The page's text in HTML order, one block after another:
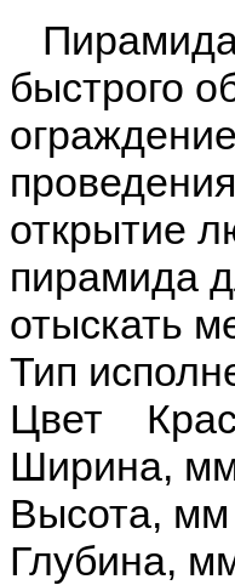
быстрого
открытие
пирамида
отыскать
Тип
Цвет
Ширина,
Высота,
Глубина,